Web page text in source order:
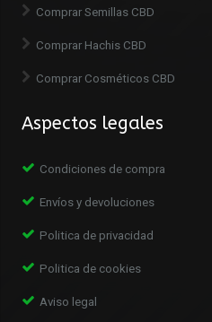
Comprar Semillas CBD
Comprar Hachis CBD
Comprar Cosméticos CBD
Aspectos legales
Condiciones de compra
Envíos y devoluciones
Politica de privacidad
Politica de cookies
Aviso legal